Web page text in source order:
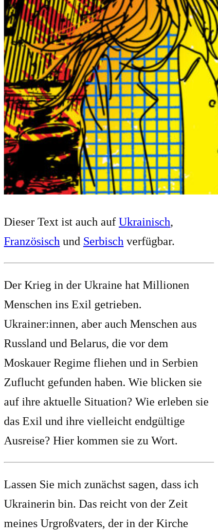
Dieser Text ist auch auf Ukrainisch,
Französisch und Serbisch verfügbar.
Der Krieg in der Ukraine hat Millionen
Menschen ins Exil getrieben.
Ukrainer:innen, aber auch Menschen aus
Russland und Belarus, die vor dem
Moskauer Regime fliehen und in Serbien
Zuflucht gefunden haben. Wie blicken sie
auf ihre aktuelle Situation? Wie erleben sie
das Exil und ihre vielleicht endgültige
Ausreise? Hier kommen sie zu Wort.
Lassen Sie mich zunächst sagen, dass ich
Ukrainerin bin. Das reicht von der Zeit
meines Urgroßvaters, der in der Kirche